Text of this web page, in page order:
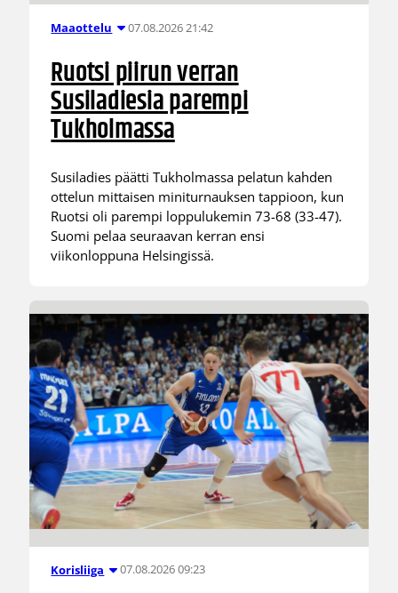
Maaottelu 07.08.2026 21:42
Ruotsi piirun verran
Susiladiesia parempi
Tukholmassa
Susiladies päätti Tukholmassa pelatun kahden
ottelun mittaisen miniturnauksen tappioon, kun
Ruotsi oli parempi loppulukemin 73-68 (33-47).
Suomi pelaa seuraavan kerran ensi
viikonloppuna Helsingissä.
Korisliiga 07.08.2026 09:23